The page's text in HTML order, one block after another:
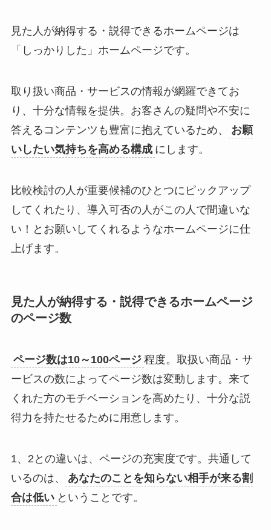
見た人が納得する・説得できるホームページは
「しっかりした」ホームページです。
取り扱い商品・サービスの情報が網羅できてお
り、十分な情報を提供。お客さんの疑問や不安に
答えるコンテンツも豊富に抱えているため、
お願
いしたい気持ちを高める構成 にします。
比較検討の人が重要候補のひとつにピックアップ
してくれたり、導入可否の人がこの人で間違いな
い！とお願いしてくれるようなホームページに仕
上げます。
見た人が納得する・説得できるホームページ
のページ数
ページ数は10～100ページ 程度。取扱い商品・サ
ービスの数によってページ数は変動します。来て
くれた方のモチベーションを高めたり、十分な説
得力を持たせるために用意します。
1、2との違いは、ページの充実度です。共通して
いるのは、
あなたのことを知らない相手が来る割
合は低い ということです。